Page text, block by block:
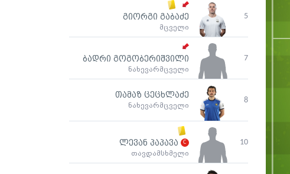
5
გიორგი გაბაძე
მცველი
7
ბადრი გოგობერიშვილი
ნახევარმცველი
8
თამაზ ცეცხლაძე
ნახევარმცველი
10
ლევან პაპავა
თავდამსხმელი